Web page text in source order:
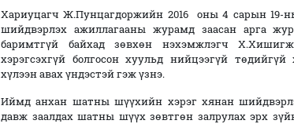
Хариуцагч Ж.Пунцагдоржийн 2016 оны 4 сарын 19-
шийдвэрлэх ажиллагааны журамд заасан арга
баримтгүй байхад зөвхөн нэхэмжлэгч
хэрэгсэхгүй болгосон хуульд нийцээгүй
хүлээн авах үндэстэй гэж үзнэ.
Иймд анхан шатны шүүхийн хэрэг хянан
давж заалдах шатны шүүх зөвтгөн залрулах эрх